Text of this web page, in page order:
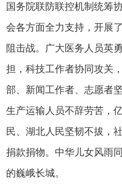
国务院联防联控机制统筹
会各方面全力支持，开展
阻击战。广大医务人员英
担，科技工作者协同攻关
部、新闻工作者、志愿者
生产运输人员不辞劳苦，
民、湖北人民坚韧不拔，
捐款捐物。中华儿女风雨
的巍峨长城。